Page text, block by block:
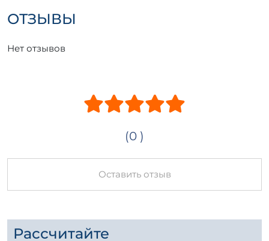
ОТЗЫВЫ
Нет отзывов
(0 )
Оставить отзыв
Рассчитайте